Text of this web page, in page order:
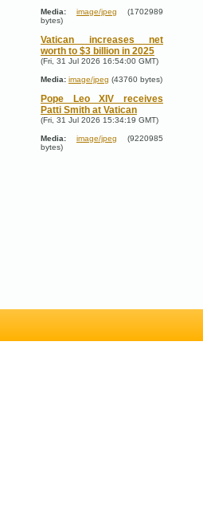
Media: image/jpeg (1702989
bytes)
Vatican increases net
worth to $3 billion in 2025
(Fri, 31 Jul 2026 16:54:00 GMT)
Media: image/jpeg (43760 bytes)
Pope Leo XIV receives
Patti Smith at Vatican
(Fri, 31 Jul 2026 15:34:19 GMT)
Media: image/jpeg (9220985
bytes)